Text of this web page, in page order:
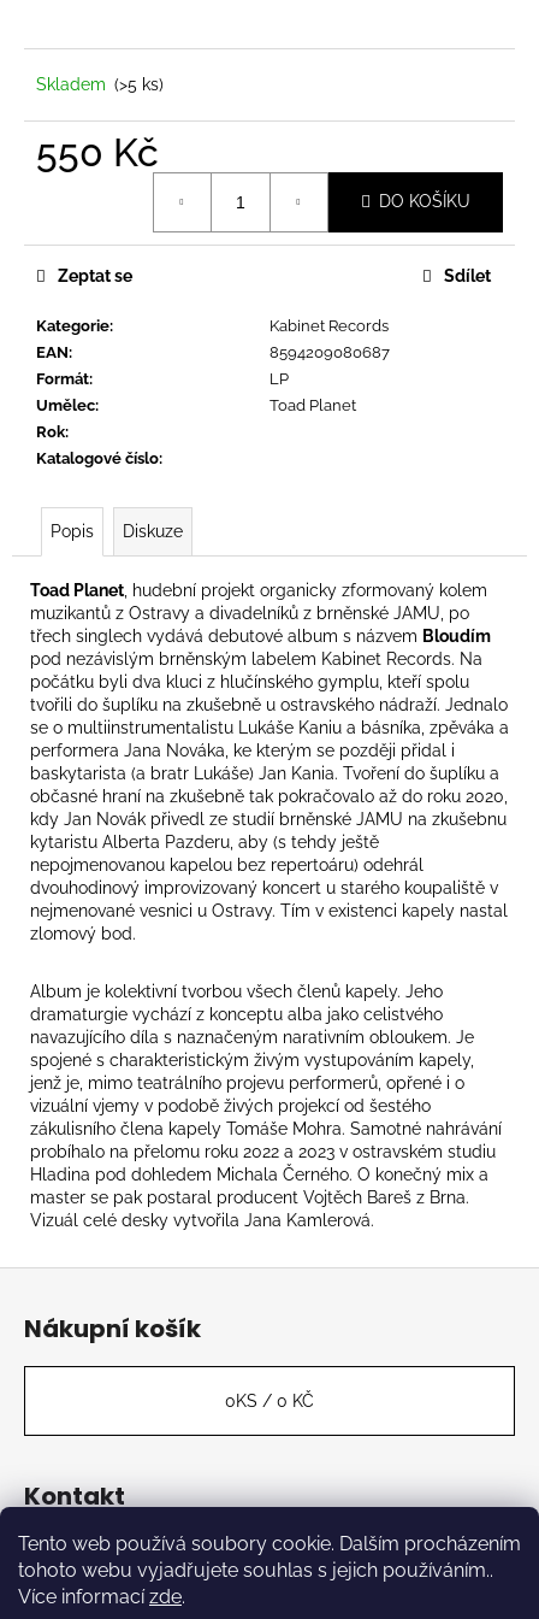
Tento web používá soubory cookie. Dalším procházením
tohoto webu vyjadřujete souhlas s jejich používáním..
Více informacízde.
Skladem (>5 ks)
550 Kč
DO KOŠÍKU
Kategorie:
Kabinet Records
EAN:
8594209080687
Formát:
LP
Umělec:
Toad Planet
Rok:
Katalogové číslo:
Zeptat se Sdílet
Popis Diskuze
Toad Planet , hudební projekt organicky zformovaný kolem
muzikantů z Ostravy a divadelníků z brněnské JAMU, po
třech singlech vydává debutové album s názvem Bloudím
pod nezávislým brněnským labelem Kabinet Records. Na
počátku byli dva kluci z hlučínského gymplu, kteří spolu
tvořili do šuplíku na zkušebně u ostravského nádraží. Jednalo
se o multiinstrumentalistu Lukáše Kaniu a básníka, zpěváka a
performera Jana Nováka, ke kterým se později přidal i
baskytarista (a bratr Lukáše) Jan Kania. Tvoření do šuplíku a
občasné hraní na zkušebně tak pokračovalo až do roku 2020,
kdy Jan Novák přivedl ze studií brněnské JAMU na zkušebnu
kytaristu Alberta Pazderu, aby (s tehdy ještě
nepojmenovanou kapelou bez repertoáru) odehrál
dvouhodinový improvizovaný koncert u starého koupaliště v
nejmenované vesnici u Ostravy. Tím v existenci kapely nastal
zlomový bod.
Album je kolektivní tvorbou všech členů kapely. Jeho
dramaturgie vychází z konceptu alba jako celistvého
navazujícího díla s naznačeným narativním obloukem. Je
spojené s charakteristickým živým vystupováním kapely,
jenž je, mimo teatrálního projevu performerů, opřené i o
vizuální vjemy v podobě živých projekcí od šestého
zákulisního člena kapely Tomáše Mohra. Samotné nahrávání
probíhalo na přelomu roku 2022 a 2023 v ostravském studiu
Hladina pod dohledem Michala Černého. O konečný mix a
master se pak postaral producent Vojtěch Bareš z Brna.
Vizuál celé desky vytvořila Jana Kamlerová.
j
t
?
D
o
p
o
j
e
m
e
RADIOHEAD
-
IN
RAINBOWS
629
Kč
Z
Nákupní košík
0KS / 0 KČ
Kontakt
label@ kabinetmuz.cz
https://www.facebook.com/kabinetrecords
kabinet_records_label